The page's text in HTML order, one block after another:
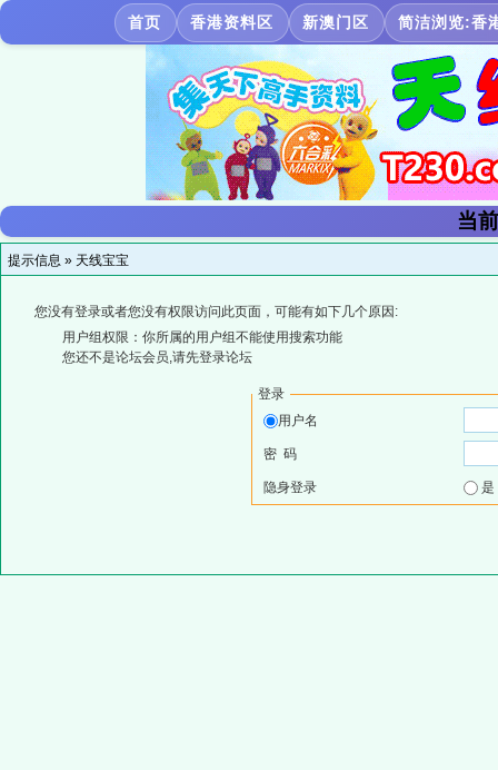
首页 香港资料区 新澳门区 简洁浏览:香
当
提示信息 » 天线宝宝
您没有登录或者您没有权限访问此页面，可能有如下几个原因:
用户组权限：你所属的用户组不能使用搜索功能
您还不是论坛会员,请先登录论坛
登录
用户名
密 码
隐身登录